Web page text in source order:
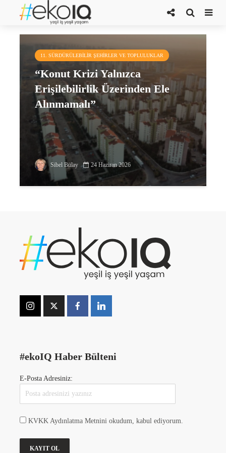
konut üretimi
11. SÜRDÜRÜLEBILIR ŞEHIRLER VE TOPLULUKLAR
“Konut Krizi Yalnızca
Erişilebilirlik Üzerinden Ele
Alınmamalı”
Sibel Bülay 24 Haziran 2026
#ekoIQ Haber Bülteni
E-Posta Adresiniz:
KVKK Aydınlatma Metnini okudum, kabul ediyorum.